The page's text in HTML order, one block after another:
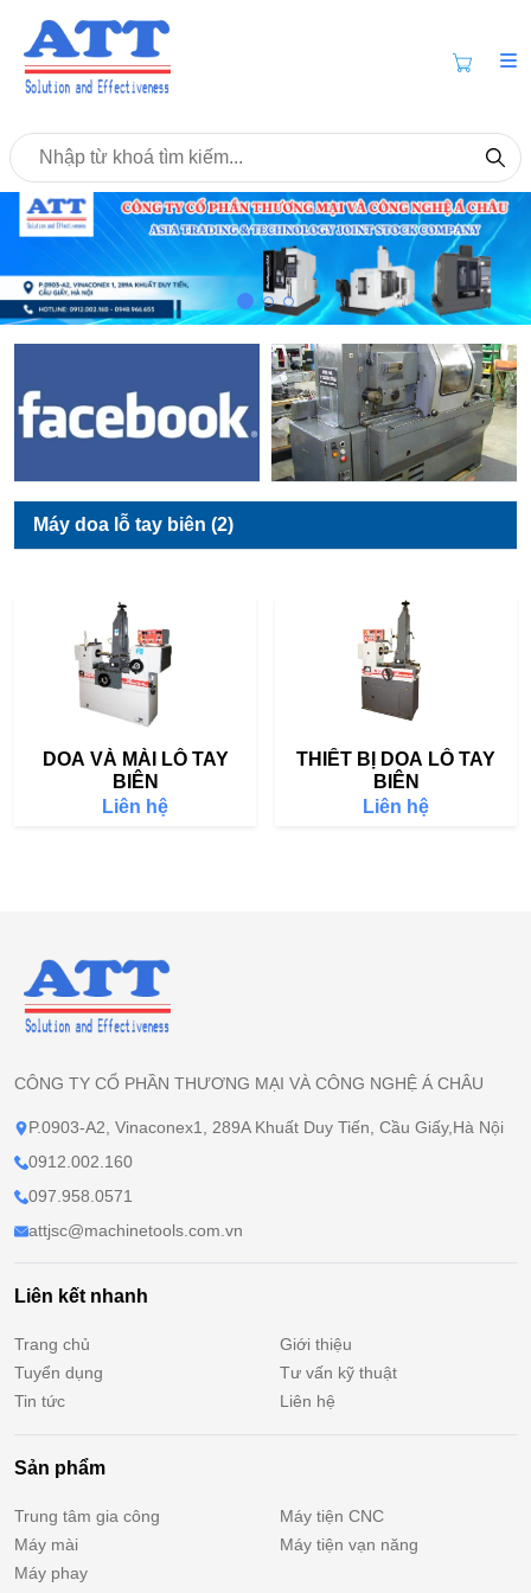
Máy doa lỗ tay biên (2)
DOA VÀ MÀI LỖ TAY
BIÊN
Liên hệ
THIẾT BỊ DOA LỖ TAY
BIÊN
Liên hệ
CÔNG TY CỔ PHẦN THƯƠNG MẠI VÀ CÔNG NGHỆ Á CHÂU
P.0903-A2, Vinaconex1, 289A Khuất Duy Tiến, Cầu Giấy,Hà Nội
0912.002.160
097.958.0571
attjsc@machinetools.com.vn
Liên kết nhanh
Trang chủ
Giới thiệu
Tuyển dụng
Tư vấn kỹ thuật
Tin tức
Liên hệ
Sản phẩm
Trung tâm gia công
Máy tiện CNC
Máy mài
Máy tiện vạn năng
Máy phay